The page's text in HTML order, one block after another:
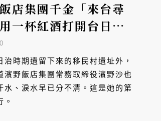
店集團千金「來台尋
一杯紅酒打開台日合
治時期遺留下來的移民村遺址外，
濱野飯店集團常務取締役濱野沙也
水、淚水早已分不清。這是她的第
。